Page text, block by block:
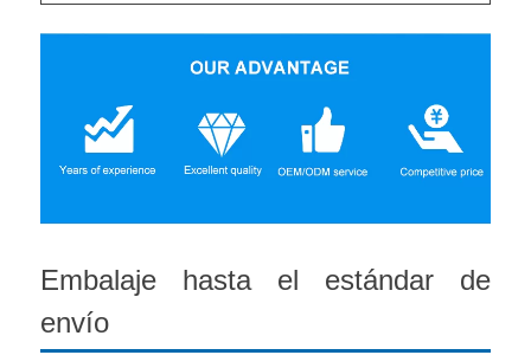
Embalaje hasta el estándar de
envío